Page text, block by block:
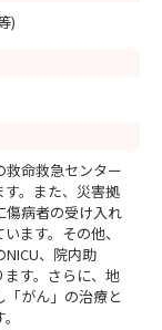
を開催しま
、ICU等貴
いが体験でき
病棟 特別
センターを見
、GCUとい
)
救命救急センター
す。また、災害拠
傷病者の受け入れ
ます。その他、
、院内助
す。さらに、地
がん」の治療と